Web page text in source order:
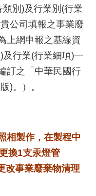
別)及行業別(行業
公司填報之事業廢
上網申報之基線資
行業(行業細項)一
訂之「中華民國行
)。）。
相製作，在製程中
換1支汞燈管
改事業廢棄物清理